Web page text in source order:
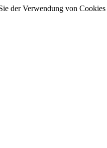
der Verwendung von